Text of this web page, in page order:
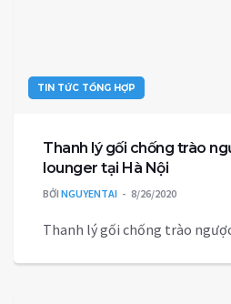
TIN TỨC TỔNG HỢP
Thanh lý gối chống trào
lounger tại Hà Nội
BỞI NGUYENTAI 8/26/2020
Thanh lý gối chống trào